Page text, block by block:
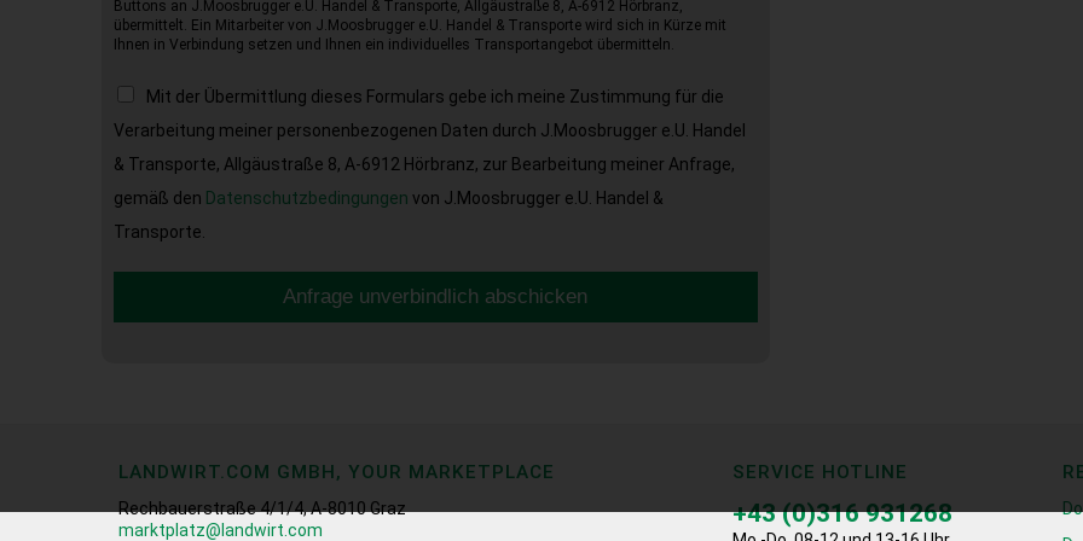
Buttons an J.Moosbrugger e.U. Handel & Transporte, Allgäustraße 8, A-6912 Hörbranz,
übermittelt. Ein Mitarbeiter von J.Moosbrugger e.U. Handel & Transporte wird sich in Kürze mit
Ihnen in Verbindung setzen und Ihnen ein individuelles Transportangebot übermitteln.
Mit der Übermittlung dieses Formulars gebe ich meine Zustimmung für die
Verarbeitung meiner personenbezogenen Daten durch J.Moosbrugger e.U. Handel
& Transporte, Allgäustraße 8, A-6912 Hörbranz, zur Bearbeitung meiner Anfrage,
gemäß den Datenschutzbedingungen von J.Moosbrugger e.U. Handel &
Transporte.
Anfrage unverbindlich abschicken
LANDWIRT.COM GMBH, YOUR MARKETPLACE
Rechbauerstraße 4/1/4, A-8010 Graz
marktplatz@landwirt.com
SERVICE HOTLINE
+43 (0)316 931268